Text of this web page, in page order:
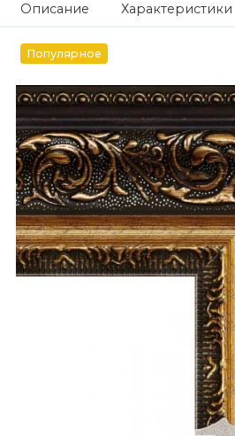
Описание Характеристики
Популярное